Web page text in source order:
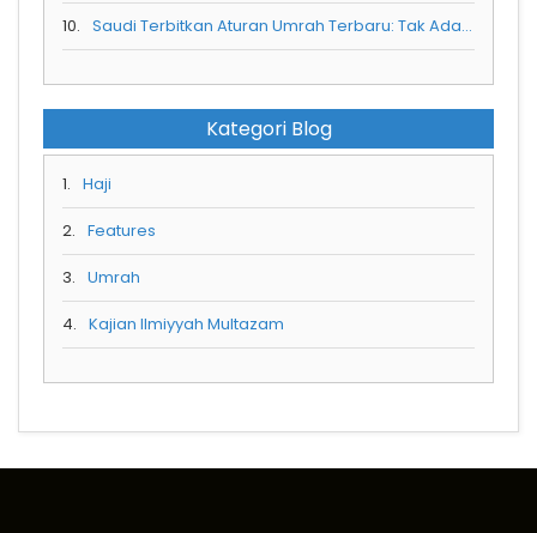
10. Saudi Terbitkan Aturan Umrah Terbaru: Tak Ada Visa Umrah Jika Belum Booking Hotel di Nusuk
Kategori Blog
1. Haji
2. Features
3. Umrah
4. Kajian Ilmiyyah Multazam